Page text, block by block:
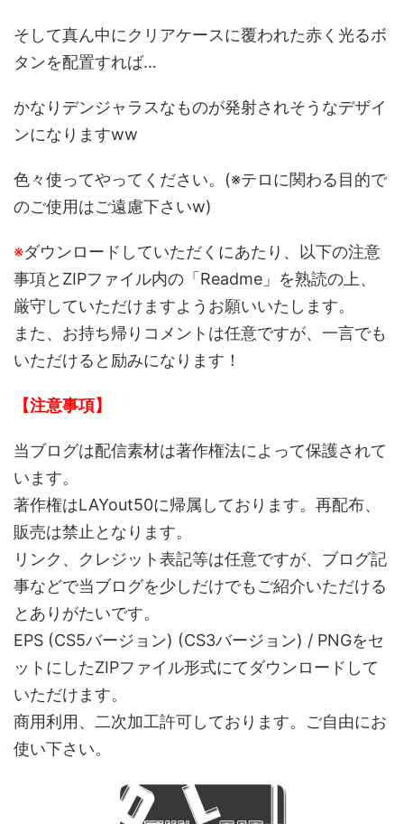
そして真ん中にクリアケースに覆われた赤く光るボ
タンを配置すれば…
かなりデンジャラスなものが発射されそうなデザイ
ンになりますww
色々使ってやってください。(※テロに関わる目的で
のご使用はご遠慮下さいw)
※ダウンロードしていただくにあたり、以下の注意
事項とZIPファイル内の「Readme」を熟読の上、
厳守していただけますようお願いいたします。
また、お持ち帰りコメントは任意ですが、一言でも
いただけると励みになります！
【注意事項】
当ブログは配信素材は著作権法によって保護されて
います。
著作権はLAYout50に帰属しております。再配布、
販売は禁止となります。
リンク、クレジット表記等は任意ですが、ブログ記
事などで当ブログを少しだけでもご紹介いただける
とありがたいです。
EPS (CS5バージョン) (CS3バージョン) / PNGをセ
ットにしたZIPファイル形式にてダウンロードして
いただけます。
商用利用、二次加工許可しております。ご自由にお
使い下さい。